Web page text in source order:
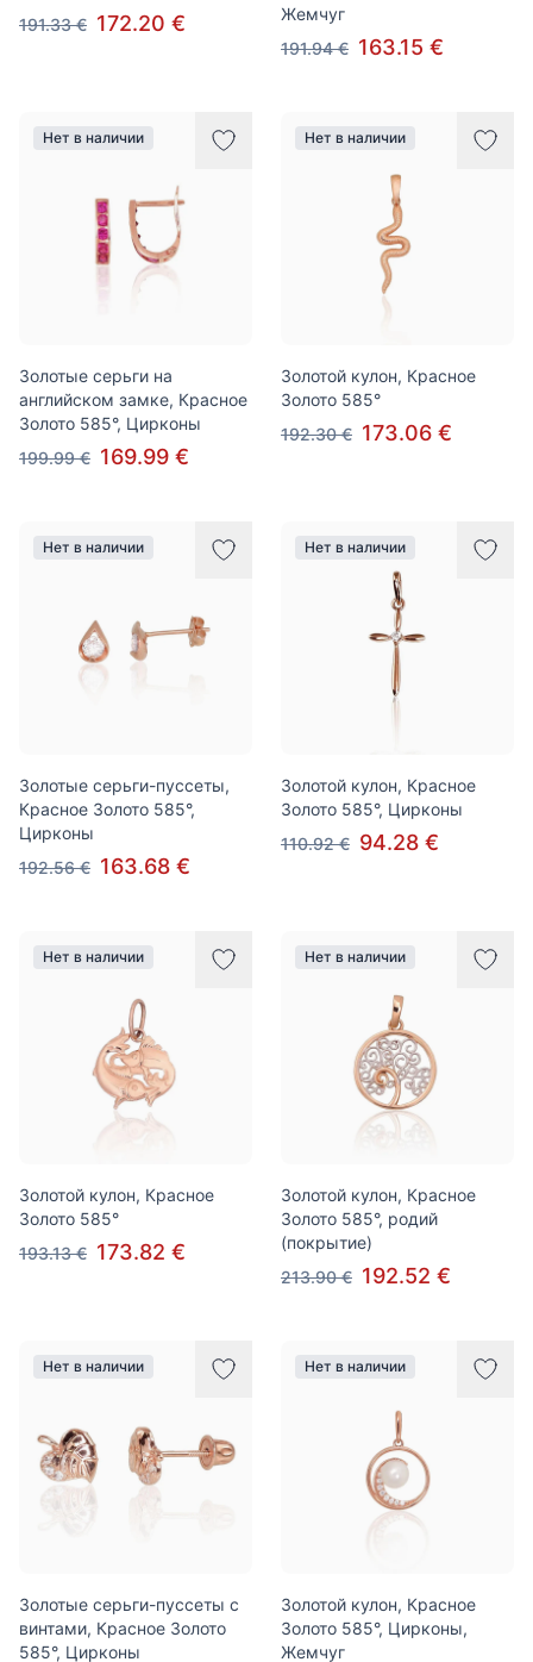
191.33 € 172.20 €
Жемчуг
191.94 € 163.15 €
Нет в наличии
Золотые серьги на
английском замке, Красное
Золото 585°, Цирконы
199.99 € 169.99 €
Нет в наличии
Золотой кулон, Красное
Золото 585°
192.30 € 173.06 €
Нет в наличии
Золотые серьги-пуссеты,
Красное Золото 585°,
Цирконы
192.56 € 163.68 €
Нет в наличии
Золотой кулон, Красное
Золото 585°, Цирконы
110.92 € 94.28 €
Нет в наличии
Золотой кулон, Красное
Золото 585°
193.13 € 173.82 €
Нет в наличии
Золотой кулон, Красное
Золото 585°, родий
(покрытие)
213.90 € 192.52 €
Нет в наличии
Золотые серьги-пуссеты с
винтами, Красное Золото
585°, Цирконы
Нет в наличии
Золотой кулон, Красное
Золото 585°, Цирконы,
Жемчуг